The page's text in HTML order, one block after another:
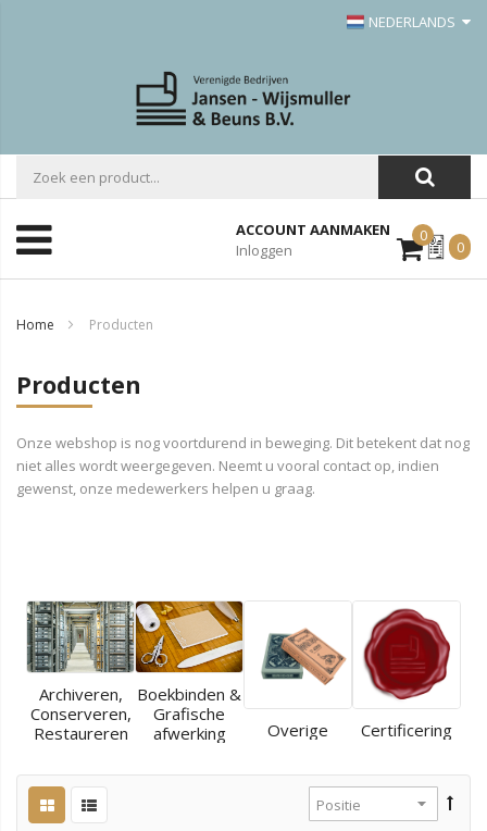
NEDERLANDS
ACCOUNT AANMAKEN
Inloggen
0Mijn
Offerte
0
Home Producten
Producten
Onze webshop is nog voortdurend in beweging. Dit betekent dat nog
niet alles wordt weergegeven. Neemt u vooral contact op, indien
gewenst, onze medewerkers helpen u graag.
Archiveren,
Conserveren,
Restaureren
Boekbinden &
Grafische
afwerking
Overige Certificering